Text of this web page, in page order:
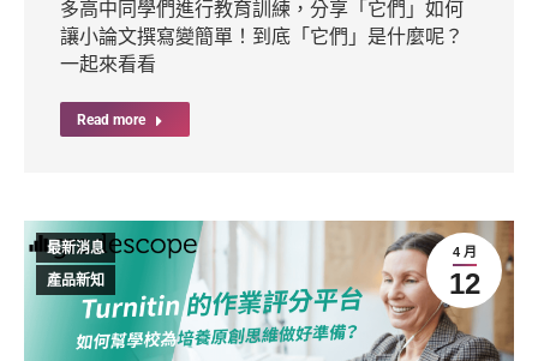
多高中同學們進行教育訓練，分享「它們」如何
讓小論文撰寫變簡單！到底「它們」是什麼呢？
一起來看看
Read more
4 月
12
最新消息
產品新知